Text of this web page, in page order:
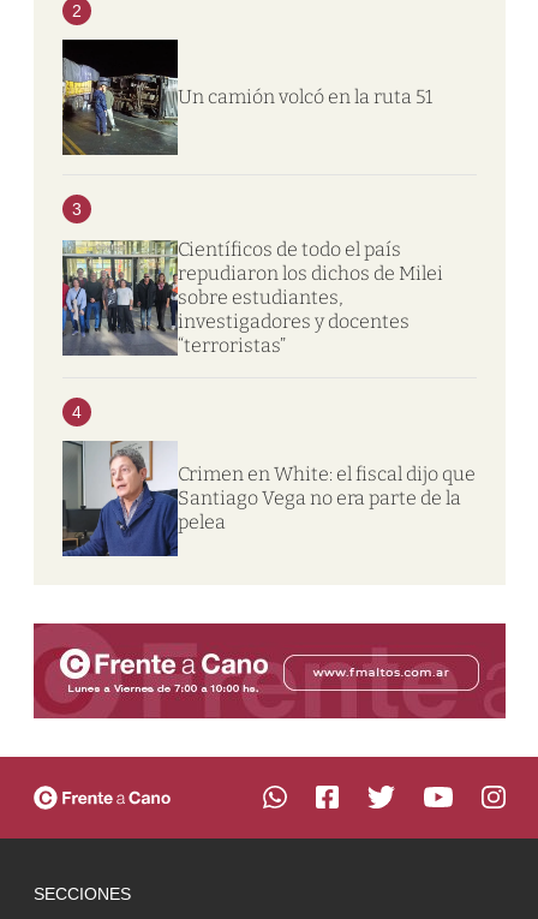
2
Un camión volcó en la ruta 51
3
Científicos de todo el país
repudiaron los dichos de Milei
sobre estudiantes,
investigadores y docentes
“terroristas”
4
Crimen en White: el fiscal dijo que
Santiago Vega no era parte de la
pelea
SECCIONES